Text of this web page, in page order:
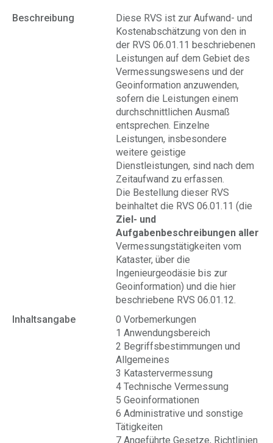
Beschreibung
Diese RVS ist zur Aufwand- und
Kostenabschätzung von den in
der RVS 06.01.11 beschriebenen
Leistungen auf dem Gebiet des
Vermessungswesens und der
Geoinformation anzuwenden,
sofern die Leistungen einem
durchschnittlichen Ausmaß
entsprechen. Einzelne
Leistungen, insbesondere
weitere geistige
Dienstleistungen, sind nach dem
Zeitaufwand zu erfassen.
Die Bestellung dieser RVS
beinhaltet die RVS 06.01.11 (die
Ziel- und
Aufgabenbeschreibungen aller
Vermessungstätigkeiten vom
Kataster, über die
Ingenieurgeodäsie bis zur
Geoinformation) und die hier
beschriebene RVS 06.01.12.
Inhaltsangabe
0 Vorbemerkungen
1 Anwendungsbereich
2 Begriffsbestimmungen und
Allgemeines
3 Katastervermessung
4 Technische Vermessung
5 Geoinformationen
6 Administrative und sonstige
Tätigkeiten
7 Angeführte Gesetze, Richtlinien